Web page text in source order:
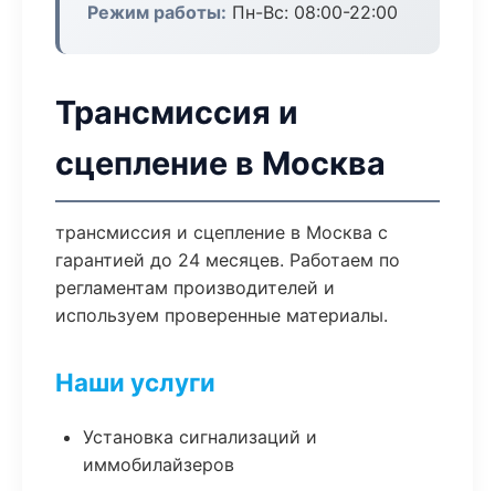
Режим работы: Пн-Вс: 08:00-22:00
Трансмиссия и
сцепление в Москва
трансмиссия и сцепление в Москва с
гарантией до 24 месяцев. Работаем по
регламентам производителей и
используем проверенные материалы.
Наши услуги
Установка сигнализаций и
иммобилайзеров